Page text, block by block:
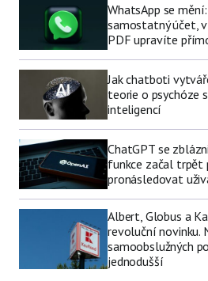
WhatsApp se
samostatný účet,
PDF upravíte
Jak chatboti
teorie o psychóze
inteligencí
ChatGPT se
funkce začal trpět
pronásledovat
Albert, Globus a
revoluční novinku.
samoobslužných
jednodušší